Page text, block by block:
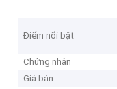
Điểm nổi bật
Chứng nhận
Giá bán